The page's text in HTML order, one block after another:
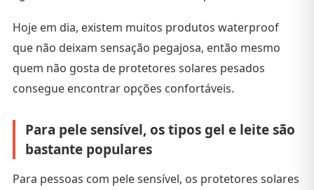
Hoje em dia, existem muitos produtos waterproof
que não deixam sensação pegajosa, então mesmo
quem não gosta de protetores solares pesados
consegue encontrar opções confortáveis.
Para pele sensível, os tipos gel e leite são
bastante populares
Para pessoas com pele sensível, os protetores solares